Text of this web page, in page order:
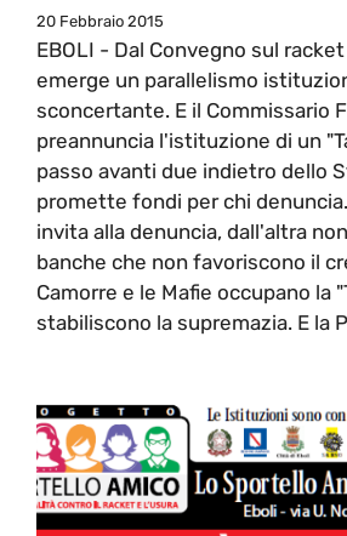
20 Febbraio 2015
EBOLI - Dal Convegno sul
emerge un parallelismo
sconcertante. E il Commissario
preannuncia l'istituzione di un
passo avanti due indietro dello
promette fondi per chi
invita alla denuncia, dall'altra
banche che non favoriscono il
Camorre e le Mafie occupano la
stabiliscono la supremazia. E la